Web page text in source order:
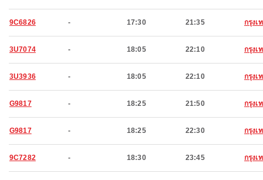
9C6826 - 17:30 21:35 กรุงเ
3U7074 - 18:05 22:10 กรุงเ
3U3936 - 18:05 22:10 กรุงเ
G9817 - 18:25 21:50 กรุงเ
G9817 - 18:25 22:30 กรุงเ
9C7282 - 18:30 23:45 กรุงเ